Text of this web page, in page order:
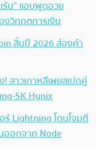
ร้น” แอบพูดอวย
งวิกฤตการเงิน
สิ้นปี 2026 ส่องคำ
สาวเกาหลีเผยสเปกคู่
SK Hynix
ร์ Lightning โดนโจมตี
ออกจาก Node